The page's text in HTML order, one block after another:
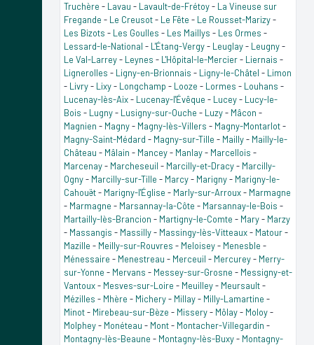
Truchère - Lavau - Lavault-de-Frétoy- La Vineuse sur
Fregande - Le Creusot- Le Fête - Le Rousset-Marizy-
Les Bizots - Les Goulles - Les Maillys - Les Ormes -
Lessard-le-National - L'Étang-Vergy- Leuglay- Leugny-
Le Val-Larrey- Leynes - L'Hôpital-le-Mercier- Liernais -
Lignerolles - Ligny-en-Brionnais - Ligny-le-Châtel - Limon
- Livry- Lixy- Longchamp - Looze - Lormes - Louhans -
Lucenay-lès-Aix- Lucenay-l'Évêque - Lucey- Lucy-le-
Bois - Lugny- Lusigny-sur-Ouche - Luzy- Mâcon -
Magnien - Magny- Magny-lès-Villers - Magny-Montarlot-
Magny-Saint-Médard - Magny-sur-Tille - Mailly- Mailly-le-
Château - Mâlain - Mancey- Manlay- Marcellois -
Marcenay- Marcheseuil - Marcilly-et-Dracy- Marcilly-
Ogny- Marcilly-sur-Tille - Marcy- Marigny- Marigny-le-
Cahouët- Marigny-l'Église - Marly-sur-Arroux- Marmagne
- Marmagne - Marsannay-la-Côte - Marsannay-le-Bois -
Martailly-lès-Brancion - Martigny-le-Comte - Mary- Marzy
- Massangis - Massilly- Massingy-lès-Vitteaux- Matour-
Mazille - Meilly-sur-Rouvres - Meloisey- Menesble -
Ménessaire - Menestreau - Merceuil - Mercurey- Merry-
sur-Yonne - Mervans - Messey-sur-Grosne - Messigny-et-
Vantoux- Mesves-sur-Loire - Meuilley- Meursault-
Mézilles - Mhère - Michery- Millay- Milly-Lamartine -
Minot- Mirebeau-sur-Bèze - Missery- Môlay- Moloy-
Molphey- Monéteau - Mont- Montacher-Villegardin -
Montagny-lès-Beaune - Montagny-lès-Buxy- Montagny-